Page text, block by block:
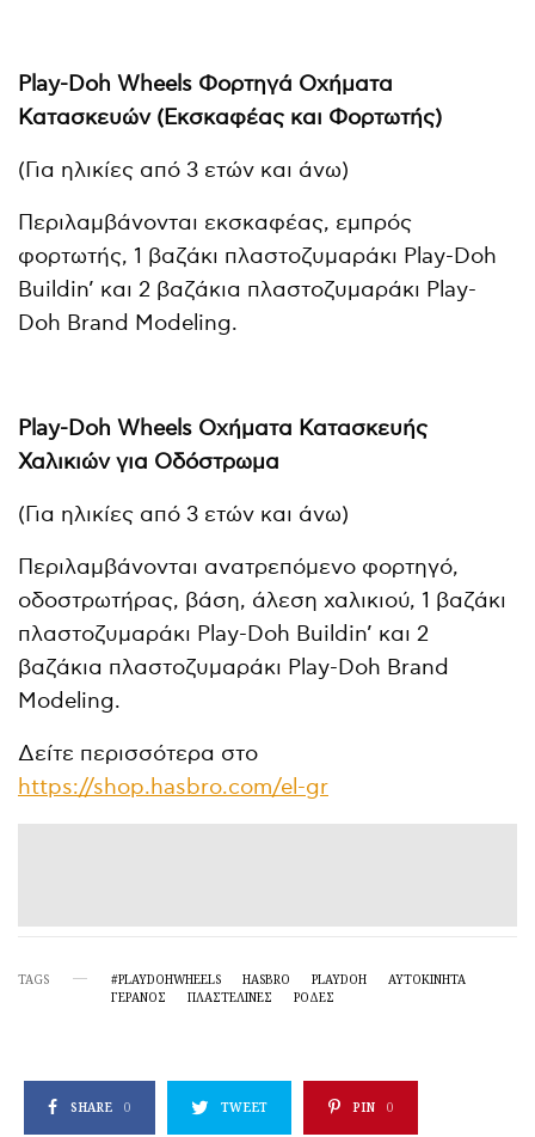
Play-Doh Wheels Φορτηγά Οχήματα
Κατασκευών (Εκσκαφέας και Φορτωτής)
(Για ηλικίες από 3 ετών και άνω)
Περιλαμβάνονται εκσκαφέας, εμπρός
φορτωτής, 1 βαζάκι πλαστοζυμαράκι Play-Doh
Buildin’ και 2 βαζάκια πλαστοζυμαράκι Play-
Doh Brand Modeling.
Play-Doh Wheels Οχήματα Κατασκευής
Χαλικιών για Οδόστρωμα
(Για ηλικίες από 3 ετών και άνω)
Περιλαμβάνονται ανατρεπόμενο φορτηγό,
οδοστρωτήρας, βάση, άλεση χαλικιού, 1 βαζάκι
πλαστοζυμαράκι Play-Doh Buildin’ και 2
βαζάκια πλαστοζυμαράκι Play-Doh Brand
Modeling.
Δείτε περισσότερα στο
https://shop.hasbro.com/el-gr
TAGS #PLAYDOHWHEELS HASBRO PLAYDOH
ΑΥΤΟΚΙΝΗΤΑ
ΓΕΡΑΝΟΣ
ΠΛΑΣΤΕΛΙΝΕΣ ΡΟΔΕΣ
SHARE 0 TWEET PIN 0